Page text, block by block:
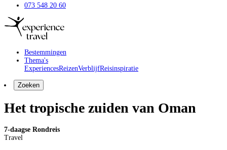
073 548 20 60
Bestemmingen
Thema's
ExperiencesReizenVerblijfReisinspiratie
Zoeken
Het tropische zuiden van Oman
7-daagse Rondreis
Travel